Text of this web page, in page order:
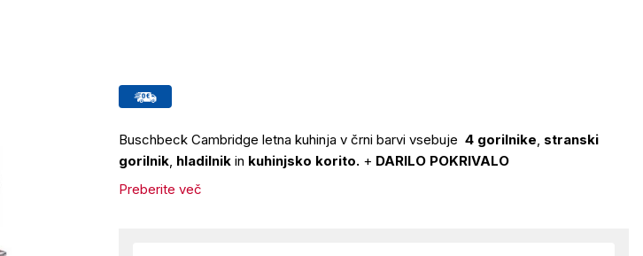
Buschbeck Cambridge letna kuhinja v črni barvi vsebuje4 gorilnike, stranski
gorilnik, hladilnik in kuhinjsko korito. + DARILO POKRIVALO
Preberite več